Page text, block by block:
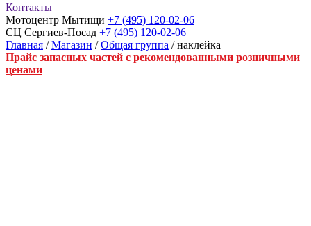
Контакты
Мотоцентр Мытищи +7 (495) 120-02-06
СЦ Сергиев-Посад +7 (495) 120-02-06
Главная /Магазин /Общая группа / наклейка
Прайс запасных частей с рекомендованными розничными
ценами